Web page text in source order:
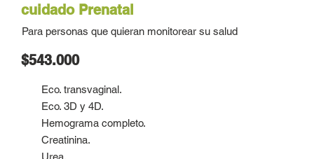
cuidado Prenatal
Para personas que quieran monitorear su salud
$543.000
Eco. transvaginal.
Eco. 3D y 4D.
Hemograma completo.
Creatinina.